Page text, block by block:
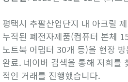
평택시 추팔산업단지 내 아크릴
누적된 폐전자제품(컴퓨터 본체
노트북 어댑터 30개 등)을 현장
완료. 네이버 검색을 통해 저희를
적인 거래를 진행했습니다.